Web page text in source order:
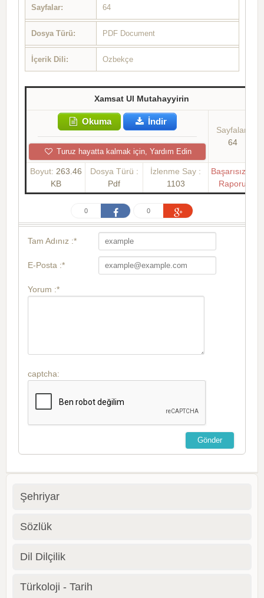
Sayfalar: 64
Dosya Türü: PDF Document
İçerik Dili: Ozbekçe
Xamsat Ul Mutahayyirin
Okuma İndir
Turuz hayatta kalmak için, Yardım Edin
Sayfalar:
64
Boyut: 263.46
KB
Dosya Türü :
Pdf
İzlenme Say :
1103
Başarısızlık
Raporu
0 0
Tam Adınız :*
E-Posta :*
Yorum :*
captcha:
Şehriyar
Sözlük
Dil Dilçilik
Türkoloji - Tarih